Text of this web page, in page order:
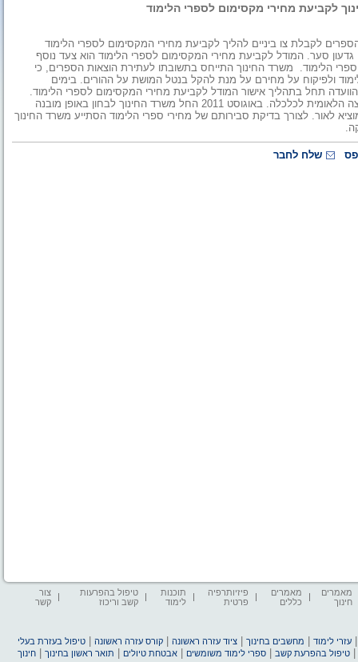
לקביעת מחירי מקסימום לספרי הלימוד
לקבלת צו ביניים להליך לקביעת מחירי המקסימום לספרי הלימוד
להנחיית שר החינוך, גדעון סער. המודל לקביעת מחירי המקסימום לספרי הלימוד הוא צעד נוסף
הלימוד. משרד החינוך התייחס בתשובתו לעתירת הוצאות הספרים, כי
ולפיקוח על מחירם על מנת להקל בנטל המושת על ההורים. בימים
תחל בתהליך אישור המודל לקביעת מחירי המקסימום לספרי הלימוד.
משרד החינוך פועל בעניין זה בשיתוף פעולה עם משרד האוצר והמועצה הלאומית לכלכלה. באוגוסט 2011 החל משרד החינוך לבחון באופן מובנה
לאור. לצורך בדיקת סבירותם של מחירי ספרי הלימוד הסתייע משרד החינוך
שלח לחבר
מאמרים
חינוך
מאמרים
כללים
פיזיותרפיה
פרטית
תוכנות
לימוד
טיפול בהפרעות
קשב וריכוז
צור
קשר
עזרי לימוד מחשבים בחינוך |ציוד עזרה ראשונה |קורס עזרה ראשונה |טיפול בעזרת בעלי
|טיפול בהפרעת קשב |ספרי לימוד משומשים |אבטחת טיולים תואר ראשון בחינוך |חינוך